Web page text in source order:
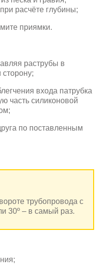
расчёте глубины;
приямки.
раструбы в
входа патрубка
часть силиконовой
по поставленным
трубопровода с
30º – в самый раз.